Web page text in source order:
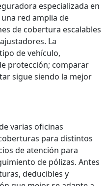
especializada en
red amplia de
de cobertura escalables
La
de vehículo,
protección; comparar
sigue siendo la mejor
varias oficinas
para distintos
de atención para
de pólizas. Antes
deducibles y